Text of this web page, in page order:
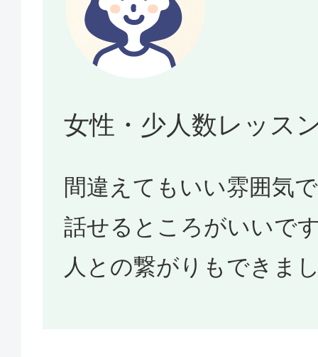
女性・少人数レッス
間違えてもいい雰囲気
話せるところがいいで
人との繋がりもできま